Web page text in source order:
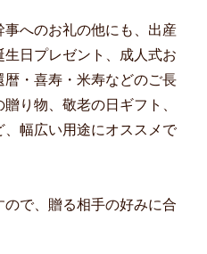
へのお礼の他にも、出産
日プレゼント、成人式お
・喜寿・米寿などのご長
り物、敬老の日ギフト、
幅広い用途にオススメで
で、贈る相手の好みに合